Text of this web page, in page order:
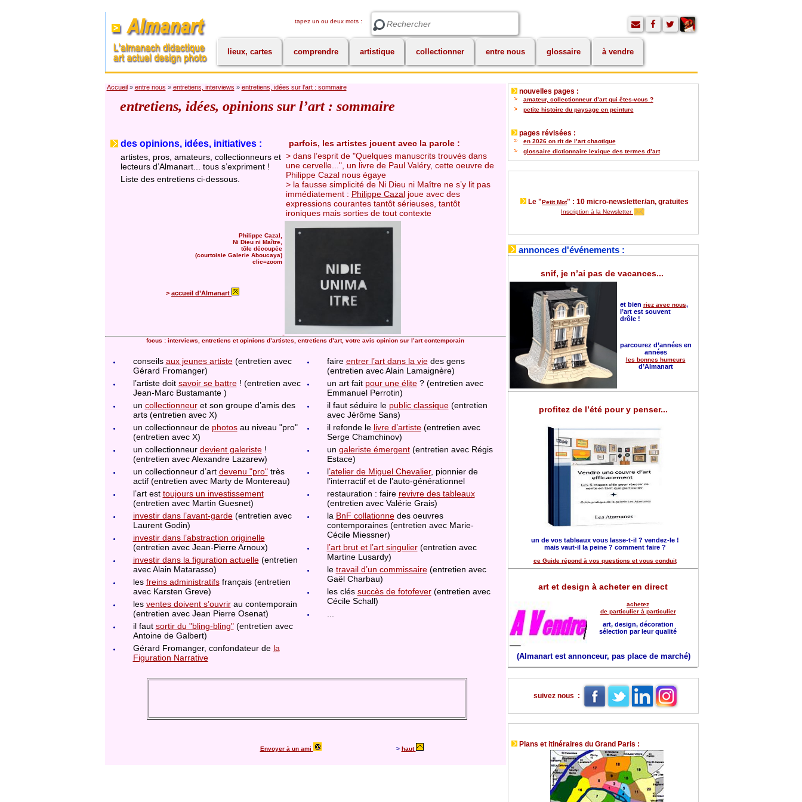
tapez un ou deux mots : Rechercher
lieux, cartes comprendre artistique collectionner entre nous glossaire à vendre
Accueil» entre nous » entretiens, interviews » entretiens, idées sur l’art : sommaire
entretiens, idées, opinions sur l’art : sommaire
des opinions, idées, initiatives :
artistes, pros, amateurs, collectionneurs et
lecteurs d’Almanart... tous s’expriment !
Liste des entretiens ci-dessous.
Philippe Cazal,
Ni Dieu ni Maître,
tôle découpée
(courtoisie Galerie Aboucaya)
clic=zoom
> accueil d’Almanart
parfois, les artistes jouent avec la parole :
> dans l’esprit de "Quelques manuscrits trouvés dans
une cervelle...", un livre de Paul Valéry, cette oeuvre de
Philippe Cazal nous égaye
> la fausse simplicité de Ni Dieu ni Maître ne s’y lit pas
immédiatement : Philippe Cazaljoue avec des
expressions courantes tantôt sérieuses, tantôt
ironiques mais sorties de tout contexte
focus : interviews, entretiens et opinions d’artistes, entretiens d’art, votre avis opinion sur l’art contemporain
conseils aux jeunes artiste(entretien avec
Gérard Fromanger)
l’artiste doit savoir se battre! (entretien avec
Jean-Marc Bustamante )
un collectionneuret son groupe d’amis des
arts (entretien avec X)
un collectionneur de photosau niveau "pro"
(entretien avec X)
un collectionneur devient galeriste!
(entretien avec Alexandre Lazarew)
un collectionneur d’art devenu "pro"très
actif (entretien avec Marty de Montereau)
l’art est toujours un investissement
(entretien avec Martin Guesnet)
investir dans l’avant-garde(entretien avec
Laurent Godin)
investir dans l’abstraction originelle
(entretien avec Jean-Pierre Arnoux)
investir dans la figuration actuelle(entretien
avec Alain Matarasso)
les freins administratifsfrançais (entretien
avec Karsten Greve)
les ventes doivent s’ouvrirau contemporain
(entretien avec Jean Pierre Osenat)
il faut sortir du "bling-bling"(entretien avec
Antoine de Galbert)
Gérard Fromanger, confondateur de la
Figuration Narrative
faire entrer l’art dans la viedes gens
(entretien avec Alain Lamaignère)
un art fait pour une élite? (entretien avec
Emmanuel Perrotin)
il faut séduire le public classique(entretien
avec Jérôme Sans)
il refonde le livre d’artiste(entretien avec
Serge Chamchinov)
un galeriste émergent(entretien avec Régis
Estace)
l’atelier de Miguel Chevalier, pionnier de
l’interractif et de l’auto-générationnel
restauration : faire revivre des tableaux
(entretien avec Valérie Grais)
la BnF collationnedes oeuvres
contemporaines (entretien avec Marie-
Cécile Miessner)
l’art brut et l’art singulier(entretien avec
Martine Lusardy)
le travail d’un commissaire(entretien avec
Gaël Charbau)
les clés succès de fotofever(entretien avec
Cécile Schall)
Envoyer à un ami > haut
nouvelles pages :
amateur, collectionneur d’art qui êtes-vous ?
petite histoire du paysage en peinture
pages révisées :
en 2026 on rit de l’art chaotique
glossaire dictionnaire lexique des termes d’art
Le "Petit Mot" : 10 micro-newsletter/an, gratuites
Inscription à la Newsletter
annonces d'événements :
snif, je n’ai pas de vacances...
et bien riez avec nous,
l’art est souvent
drôle !
parcourez d’années en
années
les bonnes humeurs
d’Almanart
profitez de l’été pour y penser...
un de vos tableaux vous lasse-t-il ? vendez-le !
mais vaut-il la peine ? comment faire ?
ce Guide répond à vos questions et vous conduit
art et design à acheter en direct
achetez
de particulier à particulier
art, design, décoration
sélection par leur qualité
(Almanart est annonceur, pas place de marché)
suivez nous :
Plans et itinéraires du Grand Paris :